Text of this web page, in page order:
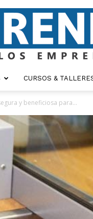
CURSOS &
y beneficiosa para...